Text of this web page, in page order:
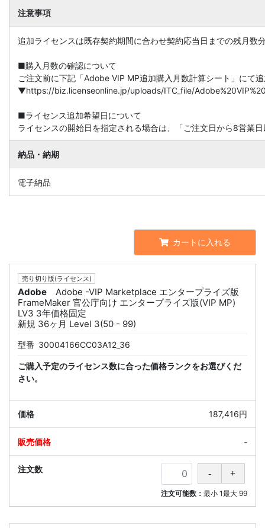
注意事項
追加ライセンスは既存契約期間に合わせ契約応当日までの残月数
■購入月数の確認について
ご注文前に下記「Adobe VIP MP追加購入月数計算シート」にて
▼https://biz.licenseonline.jp/uploads/ITC_file/
■ライセンス追加希望日について
ライセンスの開始日を指定される場合は、「ご注文日から8営業
納品・納期
電子納品
カートに入れる
売り切り版(ライセンス)
Adobe
Adobe -VIP Marketplace エンタープライズ版
FrameMaker 官公庁向け エンタープライズ版(VIP MP)
LV3 3年価格固定
新規 36ヶ月 Level 3(50 - 99)
型番 30004166CC03A12_36
ご購入予定のライセンス数に合った価格ランクをお選びくだ
さい。
187,416円
-
注文可能数： 最小 1最大 99